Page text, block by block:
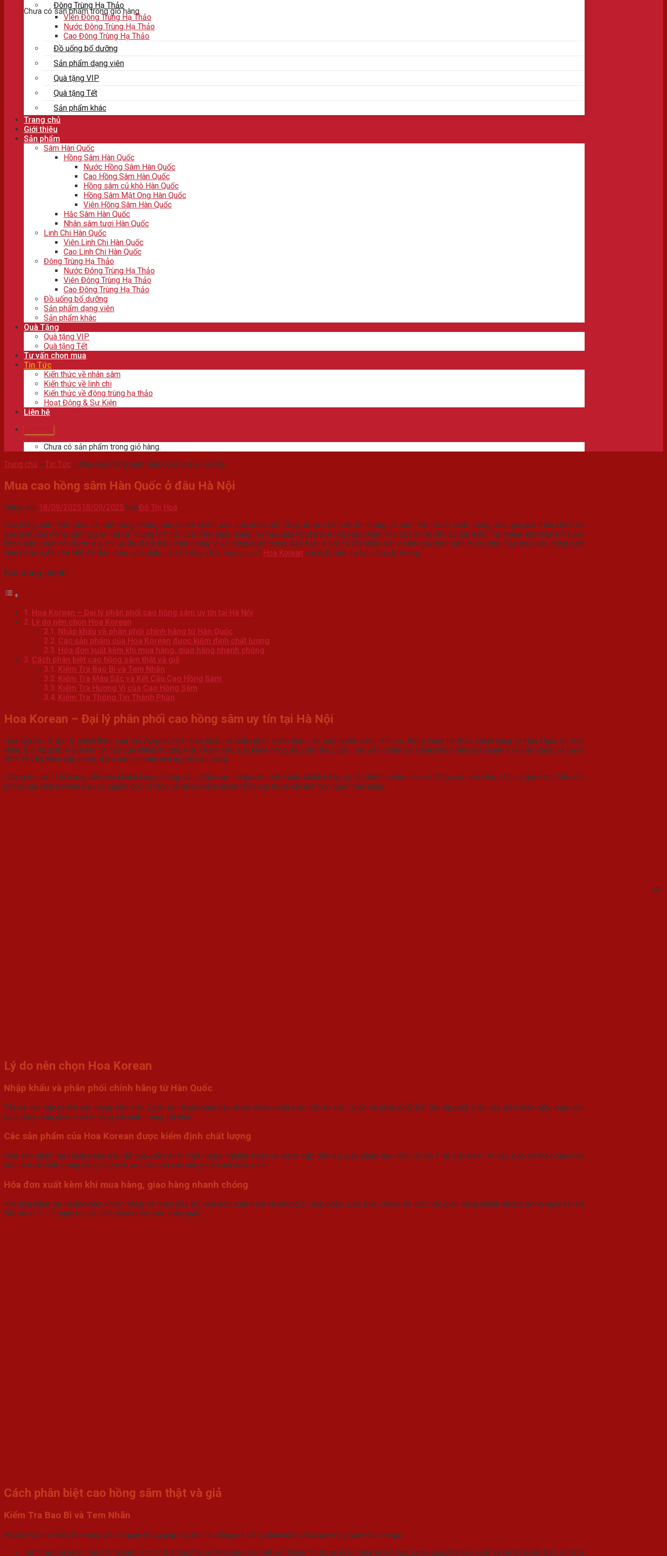
Chưa có sản phẩm trong giỏ hàng.
Đông Trùng Hạ Thảo
Viên Đông Trùng Hạ Thảo
Nước Đông Trùng Hạ Thảo
Cao Đông Trùng Hạ Thảo
Đồ uống bổ dưỡng
Sản phẩm dạng viên
Quà tặng VIP
Quà tặng Tết
Sản phẩm khác
Trang chủ
Giới thiệu
Sản phẩm
Sâm Hàn Quốc
Hồng Sâm Hàn Quốc
Nước Hồng Sâm Hàn Quốc
Cao Hồng Sâm Hàn Quốc
Hồng sâm củ khô Hàn Quốc
Hồng Sâm Mật Ong Hàn Quốc
Viên Hồng Sâm Hàn Quốc
Hắc Sâm Hàn Quốc
Nhân sâm tươi Hàn Quốc
Linh Chi Hàn Quốc
Viên Linh Chi Hàn Quốc
Cao Linh Chi Hàn Quốc
Đông Trùng Hạ Thảo
Nước Đông Trùng Hạ Thảo
Viên Đông Trùng Hạ Thảo
Cao Đông Trùng Hạ Thảo
Đồ uống bổ dưỡng
Sản phẩm dạng viên
Sản phẩm khác
Quà Tặng
Quà tặng VIP
Quà tặng Tết
Tư vấn chọn mua
Tin Tức
Kiến thức về nhân sâm
Kiến thức về linh chi
Kiến thức về đông trùng hạ thảo
Hoạt Động & Sự Kiện
Liên hệ
Chưa có sản phẩm trong giỏ hàng.
Trang chủ » Tin Tức » Mua cao hồng sâm Hàn Quốc ở đâu Hà Nội
Mua cao hồng sâm Hàn Quốc ở đâu Hà Nội
Đăng vào 18/09/202518/09/2025 bởi Đỗ Thị Hoá
Cao hồng sâm Hàn Quốc là một trong những sản phẩm chăm sóc sức khỏe nổi tiếng, được chế biến từ những củ sâm Hàn Quốc chất lượng cao, qua quá trình chế biến
đặc biệt, cao hồng sâm giữ lại tất cả những tinh túy của nhân sâm, mang lại hiệu quả vượt trội trong việc chăm sóc sức khỏe cho cả gia đình. Tuy nhiên, khi chọn mua cao
hồng sâm, việc tìm được địa chỉ uy tín, đảm bảo chất lượng là vô cùng quan trọng, đặc biệt là khi có rất nhiều sản phẩm giả mạo trên thị trường. Vậy mua cao hồng sâm
Hàn Quốc ở đâu Hà Nội để đảm bảo sản phẩm chính hãng, chất lượng cao? Hoa Korean chính là một sự lựa chọn lý tưởng.
Nội dung chính
Hoa Korean – Đại lý phân phối cao hồng sâm uy tín tại Hà Nội
Lý do nên chọn Hoa Korean
Nhập khẩu và phân phối chính hãng từ Hàn Quốc
Các sản phẩm của Hoa Korean được kiểm định chất lượng
Hóa đơn xuất kèm khi mua hàng, giao hàng nhanh chóng
Cách phân biệt cao hồng sâm thật và giả
Kiểm Tra Bao Bì và Tem Nhãn
Kiểm Tra Màu Sắc và Kết Cấu Cao Hồng Sâm
Kiểm Tra Hương Vị của Cao Hồng Sâm
Kiểm Tra Thông Tin Thành Phần
Hoa Korean – Đại lý phân phối cao hồng sâm uy tín tại Hà Nội
Hoa Korean là đại lý chính thức của Bio Apgold, nhà nhập khẩu và phân phối chính thức các sản phẩm sâm, linh chi, đông trùng hạ thảo chính hãng từ Hàn Quốc tại Việt
Nam. Bio Apgold là đối tác tin cậy của nhiều thương hiệu chăm sóc sức khỏe hàng đầu tại Hàn Quốc. Các sản phẩm tại Hoakorean đều đạt chuẩn y tế Hàn Quốc và được
Bộ Y tế Việt Nam cấp phép, đảm bảo an toàn cho người tiêu dùng.
Chúng tôi cam kết mang đến cho khách hàng những sản phẩm cao hồng sâm Hàn Quốc chính hãng, uy tín, nhằm chăm sóc và nâng cao sức khỏe cho cả gia đình. Mỗi sản
phẩm của Hoa Korean đều có nguồn gốc rõ ràng và được kiểm duyệt chặt chẽ trước khi đến tay người tiêu dùng.
Lý do nên chọn Hoa Korean
Nhập khẩu và phân phối chính hãng từ Hàn Quốc
Tất cả các sản phẩm cao hồng sâm Hàn Quốc tại Hoakorean đều được nhập khẩu trực tiếp từ Hàn Quốc và phân phối bởi Bio Apgold. Điều này đảm bảo rằng bạn luôn
mua được sản phẩm chính hãng với chất lượng tốt nhất.
Các sản phẩm của Hoa Korean được kiểm định chất lượng
Mỗi sản phẩm tại Hoakorean đều đã qua kiểm định chất lượng nghiêm ngặt và được cấp đầy đủ giấy phép lưu hành do Bộ Y tế Việt Nam. Vì vậy, bạn có thể hoàn toàn
yên tâm về chất lượng cũng như tính an toàn của các sản phẩm mà mình mua.
Hóa đơn xuất kèm khi mua hàng, giao hàng nhanh chóng
Khi mua hàng tại Hoakorean, khách hàng sẽ nhận đầy đủ hóa đơn xuất kèm và chứng từ hợp pháp. Đặc biệt, chúng tôi cam kết giao hàng nhanh chóng trong ngày tại Hà
Nội và từ 1 – 3 ngày tại các tỉnh thành khác trên toàn quốc.
Cách phân biệt cao hồng sâm thật và giả
Kiểm Tra Bao Bì và Tem Nhãn
Bao bì và tem nhãn là những yếu tố quan trọng giúp người tiêu dùng dễ dàng phân biệt giữa cao hồng sâm thật và giả.
Tem mác và logo: Cao hồng sâm chính hãng thường có tem mác sắc nét với thông tin được in rõ ràng và dễ đọc. Logo của nhà sản xuất sẽ được in nổi bật, rõ ràng,